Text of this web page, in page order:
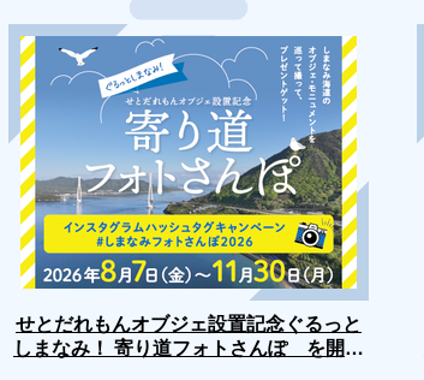
せとだれもんオブジェ設置記念ぐるっと
しまなみ！ 寄り道フォトさんぽ を開催